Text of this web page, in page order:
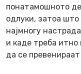
понатамошното
одлуки, затоа
најмногу
и каде треба
да се